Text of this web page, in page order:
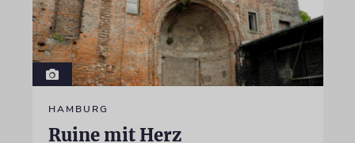
HAMBURG
Ruine mit Herz